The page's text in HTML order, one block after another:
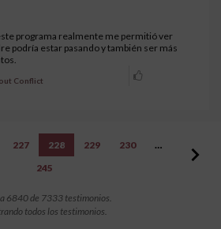
programa realmente me permitió ver
podría estar pasando y también ser más
Conflict
227 228 229 230
…
245
6840 de 7333 testimonios.
todos los testimonios.